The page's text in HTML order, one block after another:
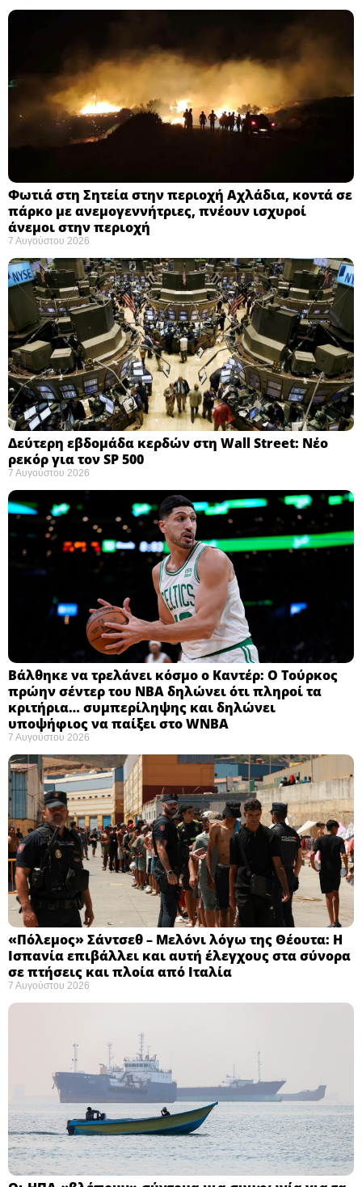
Φωτιά στη Σητεία στην περιοχή Αχλάδια, κοντά σε
πάρκο με ανεμογεννήτριες, πνέουν ισχυροί
άνεμοι στην περιοχή
7 Αυγούστου 2026
Δεύτερη εβδομάδα κερδών στη Wall Street: Νέο
ρεκόρ για τον SP 500
7 Αυγούστου 2026
Βάλθηκε να τρελάνει κόσμο ο Καντέρ: Ο Τούρκος
πρώην σέντερ του NBA δηλώνει ότι πληροί τα
κριτήρια… συμπερίληψης και δηλώνει
υποψήφιος να παίξει στο WNBA
7 Αυγούστου 2026
«Πόλεμος» Σάντσεθ – Μελόνι λόγω της Θέουτα: Η
Ισπανία επιβάλλει και αυτή έλεγχους στα σύνορα
σε πτήσεις και πλοία από Ιταλία
7 Αυγούστου 2026